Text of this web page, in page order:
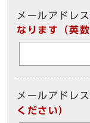
メールアドレス
なります（英数
メールアドレス
ください）